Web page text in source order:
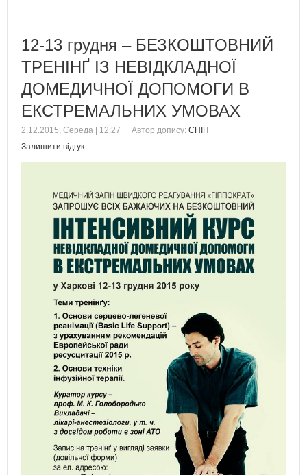
12-13 грудня – БЕЗКОШТОВНИЙ
ТРЕНІНҐ ІЗ НЕВІДКЛАДНОЇ
ДОМЕДИЧНОЇ ДОПОМОГИ В
ЕКСТРЕМАЛЬНИХ УМОВАХ
2.12.2015, Середа | 12:27 Автор допису: СНІП
Залишити відгук